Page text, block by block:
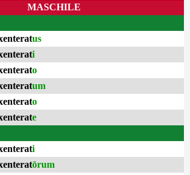
MASCHILE
us
i
o
um
o
e
i
ōrum